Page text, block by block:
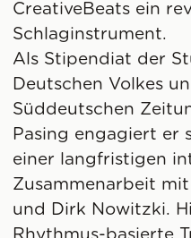
CreativeBeats ein
Schlaginstrument.
Als Stipendiat der
Deutschen Volkes
Süddeutschen
Pasing engagiert er
einer langfristigen
Zusammenarbeit
und Dirk Nowitzki.